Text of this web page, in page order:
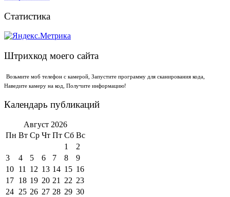
Статистика
Штрихкод моего сайта
Возьмите моб телефон с камерой, Запустите программу для сканирования кода,
Наведите камеру на код, Получите информацию!
Календарь публикаций
Август 2026
Пн Вт Ср Чт Пт Сб Вс
1
2
3
4 5 6 7 8
9
10 11 12 13 14 15 16
17 18 19 20 21 22 23
24 25 26 27 28 29 30